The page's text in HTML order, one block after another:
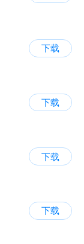
下载
下载
下载
下载